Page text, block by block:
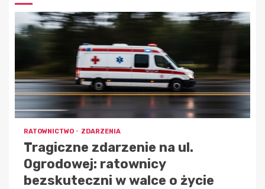
RATOWNICTWO ZDARZENIA
Tragiczne zdarzenie na ul.
Ogrodowej: ratownicy
bezskuteczni w walce o życie